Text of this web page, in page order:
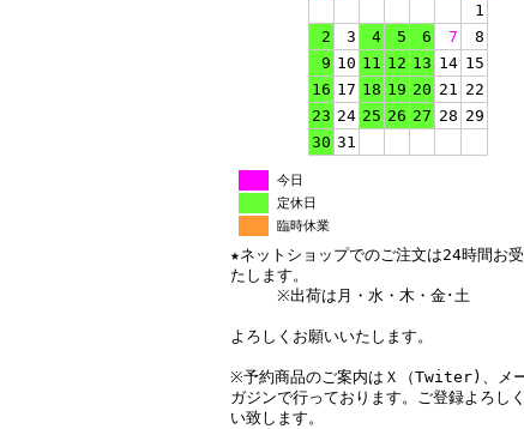
1
2
3 4 5 6 7
8
9 10 11 12 13 14 15
16 17 18 19 20 21 22
23 24 25 26 27 28 29
30 31
今日
定休日
臨時休業
★ネットショップでのご注文は24時間お
たします。
※出荷は月・水・木・金･土
よろしくお願いいたします。
※予約商品のご案内はＸ（Twiter)、メ
ガジンで行っております。ご登録よろし
い致します。